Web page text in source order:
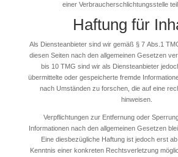
einer Verbraucherschlichtungsstelle
Haftung für
Als Diensteanbieter sind wir gemäß § 7 Abs.1
diesen Seiten nach den allgemeinen Gesetzen
bis 10 TMG sind wir als Diensteanbieter
übermittelte oder gespeicherte fremde
nach Umständen zu forschen, die auf eine
hinweisen.
Verpflichtungen zur Entfernung oder
Informationen nach den allgemeinen Gesetzen
Eine diesbezügliche Haftung ist jedoch erst
Kenntnis einer konkreten Rechtsverletzung